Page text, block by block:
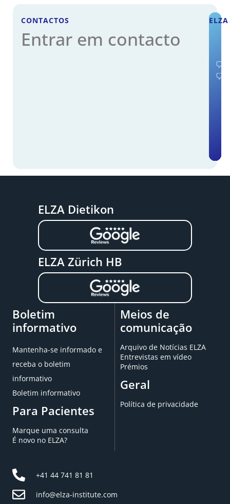
CONTACTOS
Entrar em contacto
ELZA Dietikon
ELZA Zürich HB
Boletim
informativo
Mantenha-se informado e
receba o boletim
informativo
Boletim informativo
Para Pacientes
Marque uma consulta
É novo no ELZA?
Meios de
comunicação
Arquivo de Notícias ELZA
Entrevistas em vídeo
Prémios
Geral
Política de privacidade
+41 44 741 81 81
info@elza-institute.com